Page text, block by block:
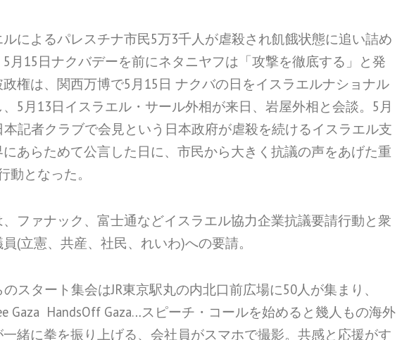
ルによるパレスチナ市民5万3千人が虐殺され飢餓状態に追い詰め
5月15日ナクバデーを前にネタニヤフは「攻撃を徹底する」と発
権は、関西万博で5月15日 ナクバの日をイスラエルナショナル
5月13日イスラエル・サール外相が来日、岩屋外相と会談。5月
本記者クラブで会見という日本政府が虐殺を続けるイスラエル支
あらためて公言した日に、市民から大きく抗議の声をあげた重
動となった。
ファナック、富士通などイスラエル協力企業抗議要請行動と衆
(立憲、共産、社民、れいわ)への要請。
スタート集会はJR東京駅丸の内北口前広場に50人が集まり、
Gaza HandsOff Gaza…スピーチ・コールを始めると幾人もの海外
一緒に拳を振り上げる、会社員がスマホで撮影。共感と応援がす